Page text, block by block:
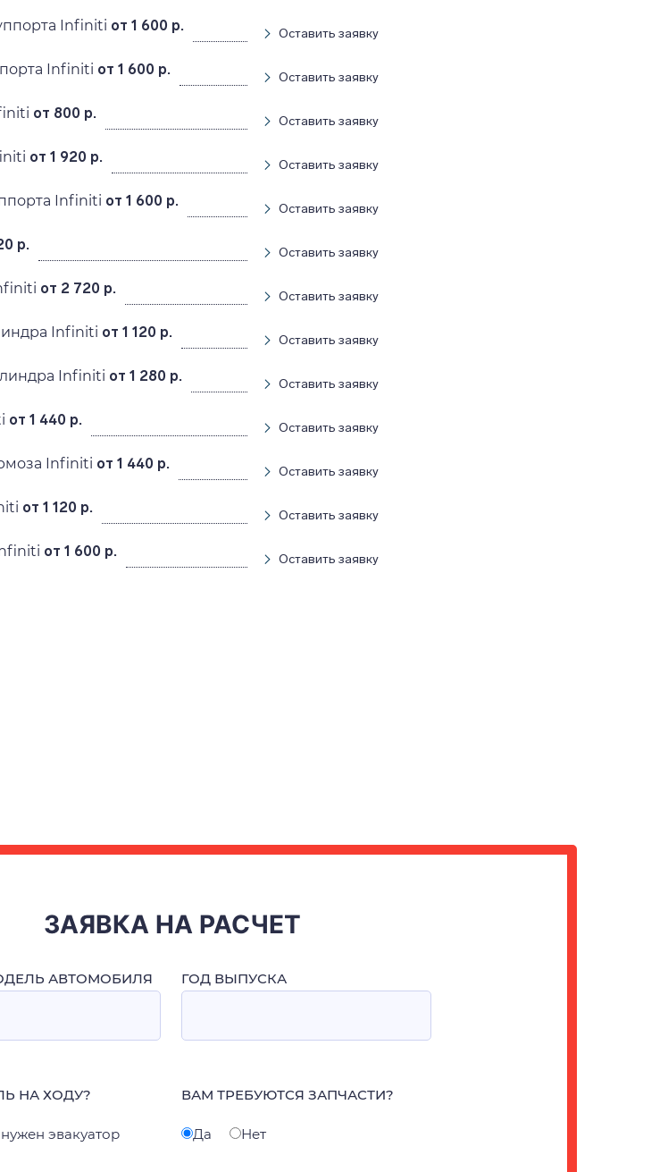
Infiniti от 1 600 р. Оставить заявку
Infiniti от 1 600 р. Оставить заявку
от 800 р. Оставить заявку
от 1 920 р. Оставить заявку
Infiniti от 1 600 р. Оставить заявку
р. Оставить заявку
от 2 720 р. Оставить заявку
Infiniti от 1 120 р. Оставить заявку
Infiniti от 1 280 р. Оставить заявку
от 1 440 р. Оставить заявку
Infiniti от 1 440 р. Оставить заявку
от 1 120 р. Оставить заявку
от 1 600 р. Оставить заявку
ЗАЯВКА НА РАСЧЕТ
АВТОМОБИЛЯ ГОД ВЫПУСКА
НА ХОДУ?
эвакуатор
ВАМ ТРЕБУЮТСЯ ЗАПЧАСТИ?
Да Нет